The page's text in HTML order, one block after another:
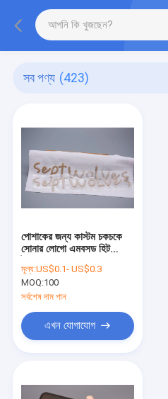
সব পণ্য (423)
পোশাকের জন্য কাস্টম চকচকে
সোনার লোগো এমবসড হিট
মূল্য:US$0.1- US$0.3
MOQ:100
সর্বশেষ দাম পান
এখন যোগাযোগ